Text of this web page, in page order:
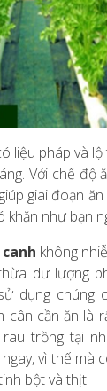
liệu pháp và
Với chế độ
giai đoạn
khăn như bạn
không
dư lượng
dụng chúng
cân cần ăn là
trồng tại
vì thế mà
bột và thịt.